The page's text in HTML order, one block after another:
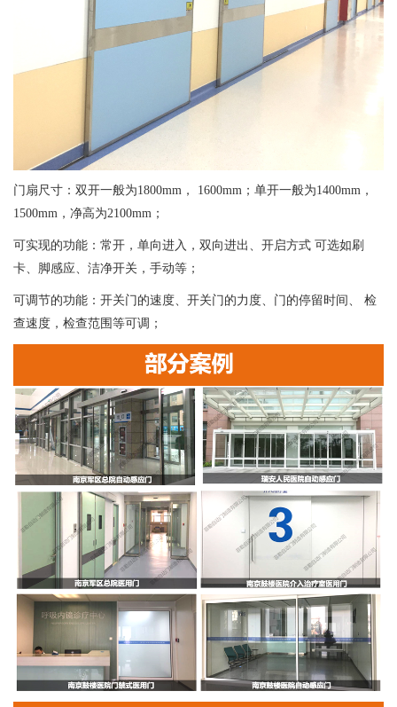
门扇尺寸：双开一般为1800mm， 1600mm；单开一般为1400mm，
1500mm，净高为2100mm；
可实现的功能：常开，单向进入，双向进出、开启方式 可选如刷
卡、脚感应、洁净开关，手动等；
可调节的功能：开关门的速度、开关门的力度、门的停留时间、 检
查速度，检查范围等可调；